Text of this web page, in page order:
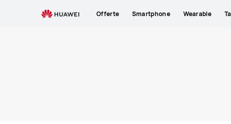
Offerte Smartphone Wearable